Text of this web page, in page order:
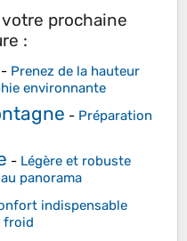
prochaine
:
- Prenez de la hauteur
environnante
- Préparation
- Légère et robuste
panorama
indispensable
froid